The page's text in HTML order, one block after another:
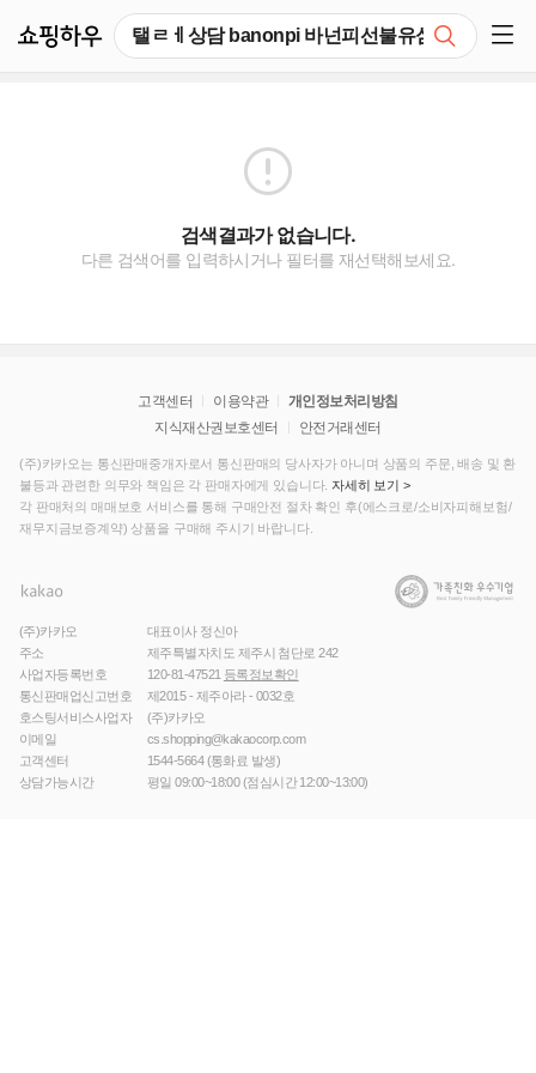
검색결과가 없습니다.
다른 검색어를 입력하시거나 필터를 재선택해보세요.
고객센터 이용약관
개인정보처리방침
지식재산권보호센터
안전거래센터
(주)카카오는 통신판매중개자로서 통신판매의 당사자가 아니며 상품의 주문, 배송 및 환
불등과 관련한 의무와 책임은 각 판매자에게 있습니다. 자세히 보기 >
각 판매처의 매매보호 서비스를 통해 구매안전 절차 확인 후(에스크로/소비자피해보험/
재무지금보증계약) 상품을 구매해 주시기 바랍니다.
(주)카카오
대표이사 정신아
주소
제주특별자치도 제주시 첨단로 242
사업자등록번호
120-81-47521 등록정보확인
통신판매업신고번호
제2015 - 제주아라 - 0032호
호스팅서비스사업자
(주)카카오
이메일
cs.shopping@kakaocorp.com
고객센터
1544-5664(통화료 발생)
상담가능시간
평일 09:00~18:00 (점심시간 12:00~13:00)